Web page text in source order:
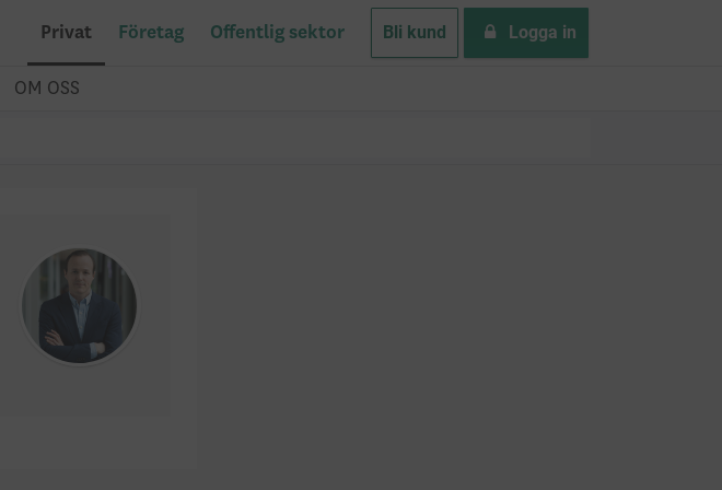
Privat Företag Offentlig sektor Bli kund Logga in
OM OSS